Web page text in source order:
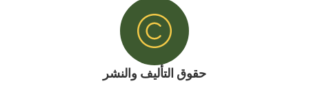
حقوق التأليف والنشر